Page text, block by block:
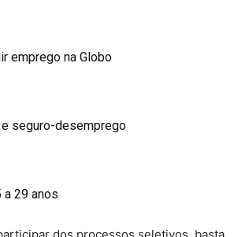
emprego na Globo
seguro-desemprego
a 29 anos